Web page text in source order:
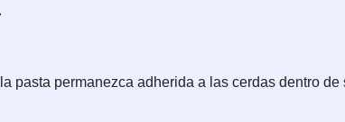
pasta permanezca adherida a las cerdas dentro